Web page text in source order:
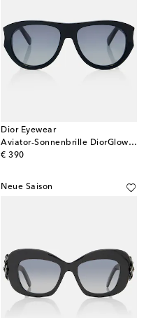
Dior Eyewear
Aviator-Sonnenbrille DiorGlow A1I
€ 390
original price
Neue Saison